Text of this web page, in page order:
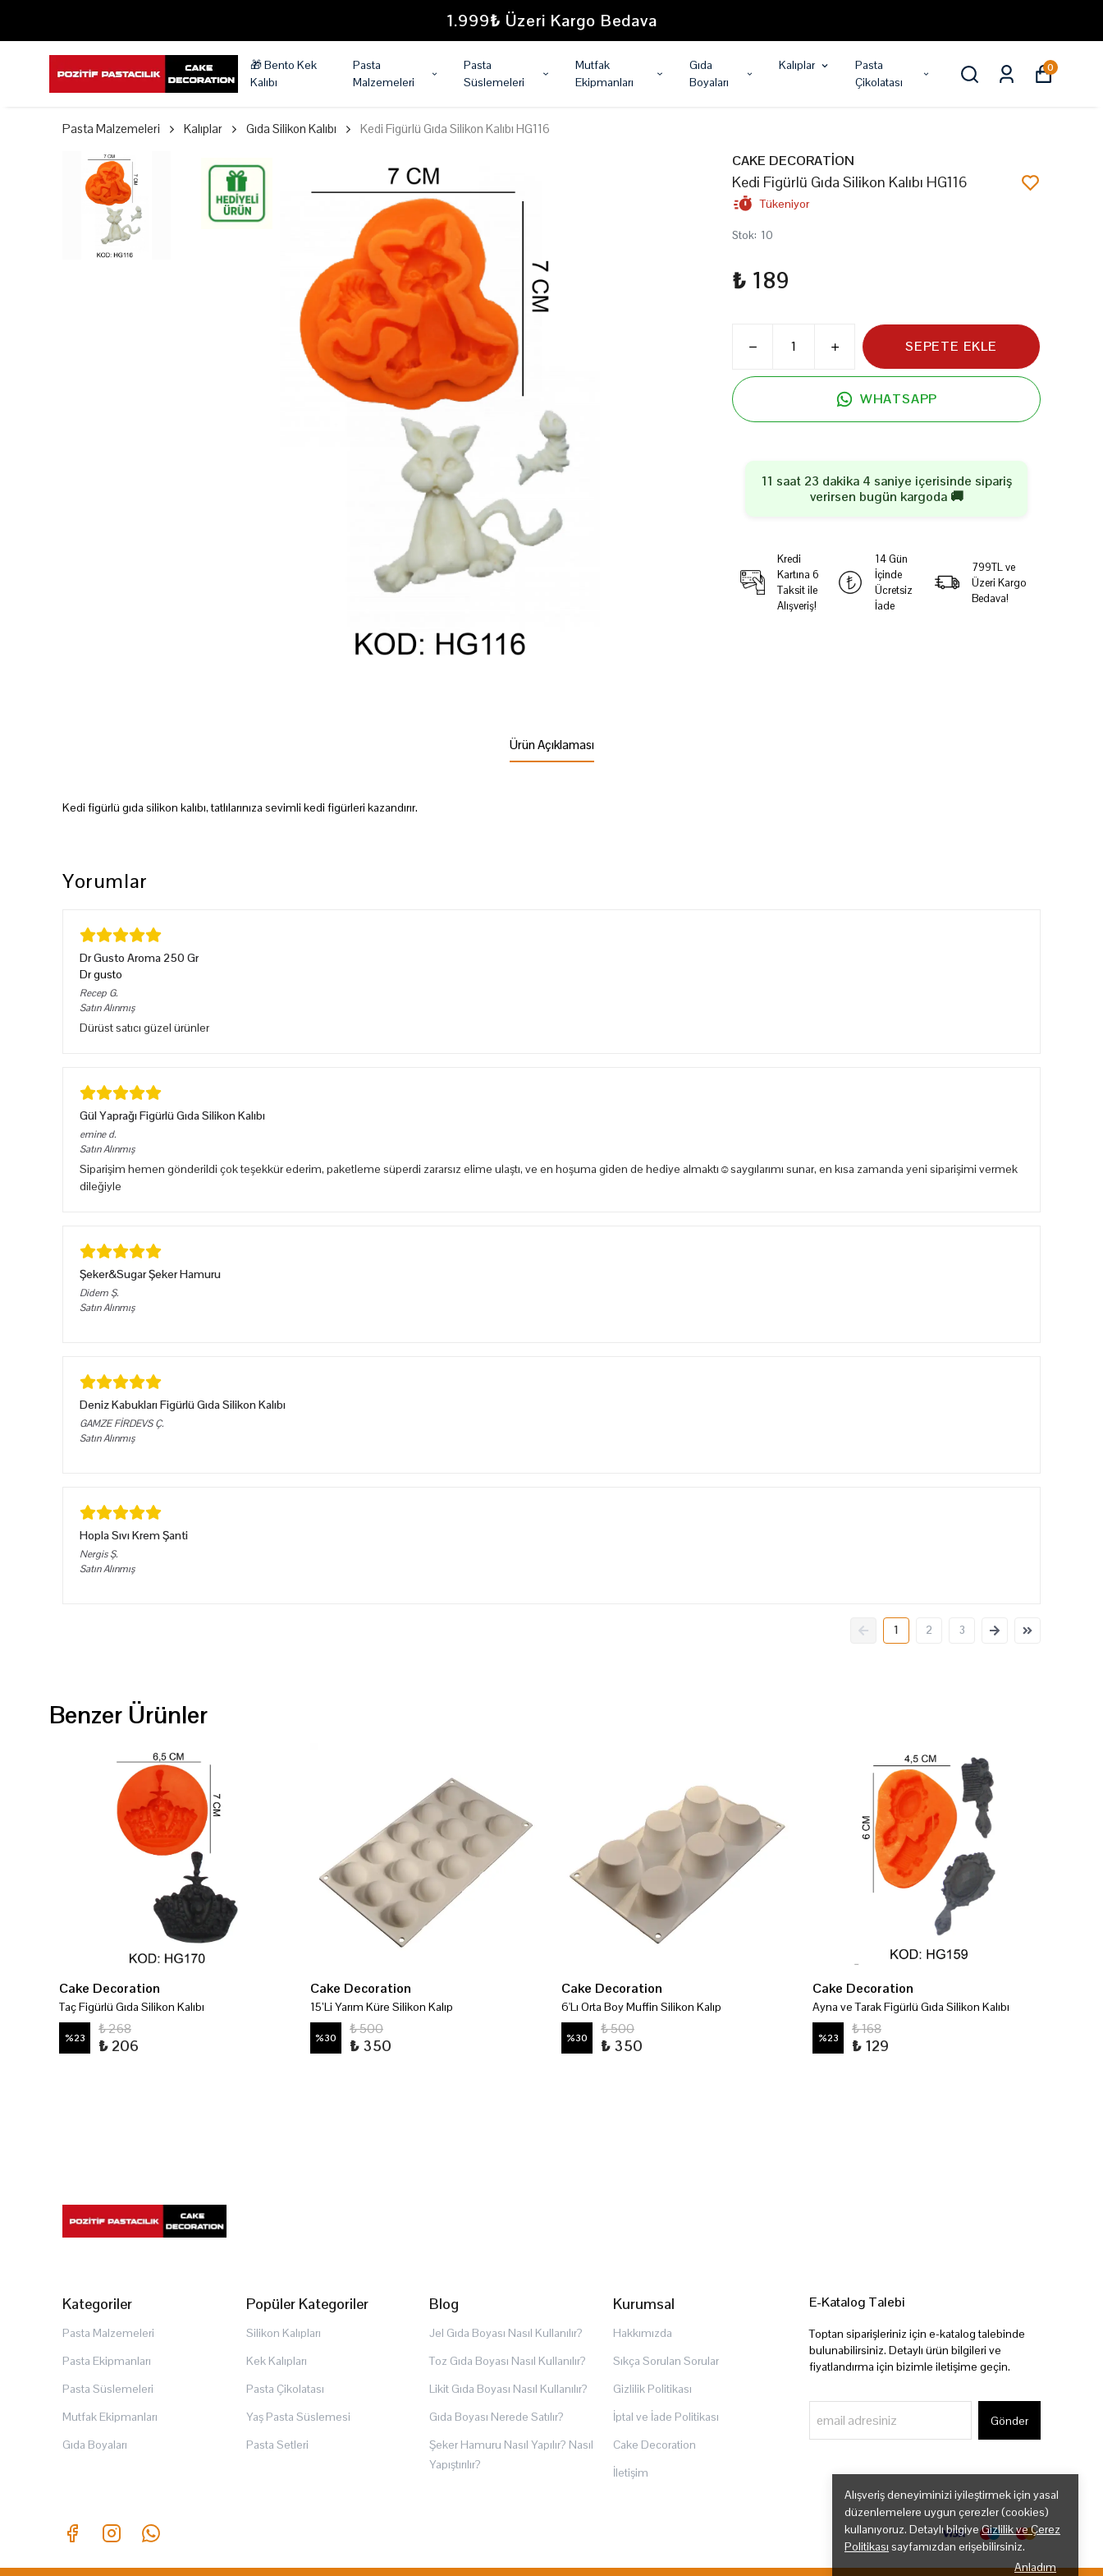
1.999₺ Üzeri Kargo Bedava
🎁 Bento Kek
Kalıbı
Pasta
Malzemeleri
Pasta
Süslemeleri
Mutfak
Ekipmanları
Gıda
Boyaları
Kalıplar
Pasta
Çikolatası
0
Alışveriş deneyiminizi iyileştirmek için yasal
düzenlemelere uygun çerezler (cookies)
kullanıyoruz. Detaylı bilgiyeGizlilik ve Çerez
Politikası sayfamızdan erişebilirsiniz.
Anladım
Pasta Malzemeleri Kalıplar Gıda Silikon Kalıbı Kedi Figürlü Gıda Silikon Kalıbı HG116
CAKE DECORATİON
Kedi Figürlü Gıda Silikon Kalıbı HG116
Tükeniyor
Stok: 10
₺ 189
SEPETE EKLE
WHATSAPP
11 saat 23 dakika 3 saniye içerisinde sipariş
verirsen bugün kargoda 🚚
Kredi
Kartına 6
Taksit ile
Alışveriş!
14 Gün
İçinde
Ücretsiz
İade
799TL ve
Üzeri Kargo
Bedava!
Ürün Açıklaması
Kedi figürlü gıda silikon kalıbı, tatlılarınıza sevimli kedi figürleri kazandırır.
Yorumlar
Dr Gusto Aroma 250 Gr
Dr gusto
Recep G.
Satın Alınmış
Dürüst satıcı güzel ürünler
Gül Yaprağı Figürlü Gıda Silikon Kalıbı
emine d.
Satın Alınmış
Siparişim hemen gönderildi çok teşekkür ederim, paketleme süperdi zararsız elime ulaştı, ve en hoşuma giden de hediye almaktı☺️saygılarımı sunar, en kısa zamanda yeni siparişimi vermek
dileğiyle
Şeker&Sugar Şeker Hamuru
Didem Ş.
Satın Alınmış
Deniz Kabukları Figürlü Gıda Silikon Kalıbı
GAMZE FİRDEVS Ç.
Satın Alınmış
Hopla Sıvı Krem Şanti
Nergis Ş.
Satın Alınmış
1 2 3
Benzer Ürünler
Cake Decoration
Taç Figürlü Gıda Silikon Kalıbı
%23
₺ 268
₺ 206
Cake Decoration
15’Li Yarım Küre Silikon Kalıp
%30
₺ 500
₺ 350
Cake Decoration
6'Lı Orta Boy Muffin Silikon Kalıp
%30
₺ 500
₺ 350
Cake Decoration
Ayna ve Tarak Figürlü Gıda Silikon Kalıbı
%23
₺ 168
₺ 129
Kategoriler
Pasta Malzemeleri
Pasta Ekipmanları
Pasta Süslemeleri
Mutfak Ekipmanları
Gıda Boyaları
Popüler Kategoriler
Silikon Kalıpları
Kek Kalıpları
Pasta Çikolatası
Yaş Pasta Süslemesi
Pasta Setleri
Blog
Jel Gıda Boyası Nasıl Kullanılır?
Toz Gıda Boyası Nasıl Kullanılır?
Likit Gıda Boyası Nasıl Kullanılır?
Gıda Boyası Nerede Satılır?
Şeker Hamuru Nasıl Yapılır? Nasıl
Yapıştırılır?
Kurumsal
Hakkımızda
Sıkça Sorulan Sorular
Gizlilik Politikası
İptal ve İade Politikası
Cake Decoration
İletişim
E-Katalog Talebi
Toptan siparişleriniz için e-katalog talebinde
bulunabilirsiniz. Detaylı ürün bilgileri ve
fiyatlandırma için bizimle iletişime geçin.
Gönder